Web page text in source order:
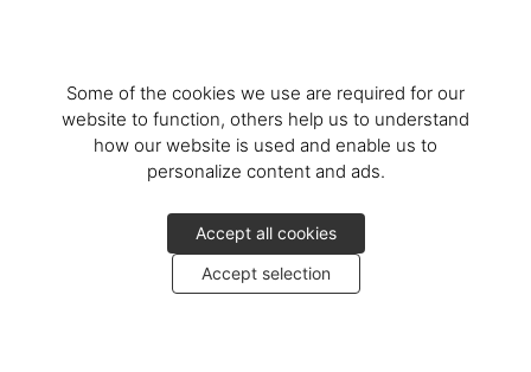
Some of the cookies we use are required for our
website to function, others help us to understand
how our website is used and enable us to
personalize content and ads.
Accept all cookies
Accept selection